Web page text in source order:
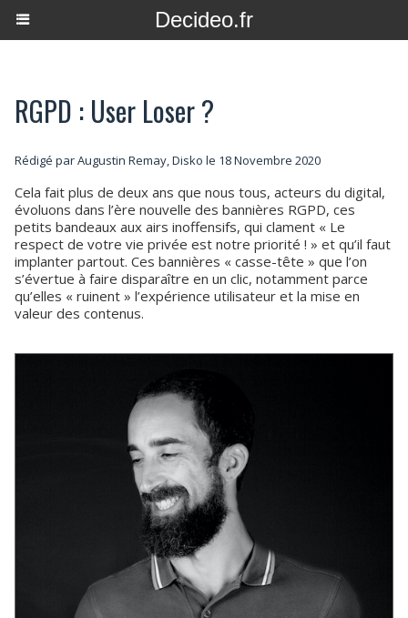
Decideo.fr
RGPD : User Loser ?
Rédigé par Augustin Remay, Disko le 18 Novembre 2020
Cela fait plus de deux ans que nous tous, acteurs du digital,
évoluons dans l’ère nouvelle des bannières RGPD, ces
petits bandeaux aux airs inoffensifs, qui clament « Le
respect de votre vie privée est notre priorité ! » et qu’il faut
implanter partout. Ces bannières « casse-tête » que l’on
s’évertue à faire disparaître en un clic, notamment parce
qu’elles « ruinent » l’expérience utilisateur et la mise en
valeur des contenus.